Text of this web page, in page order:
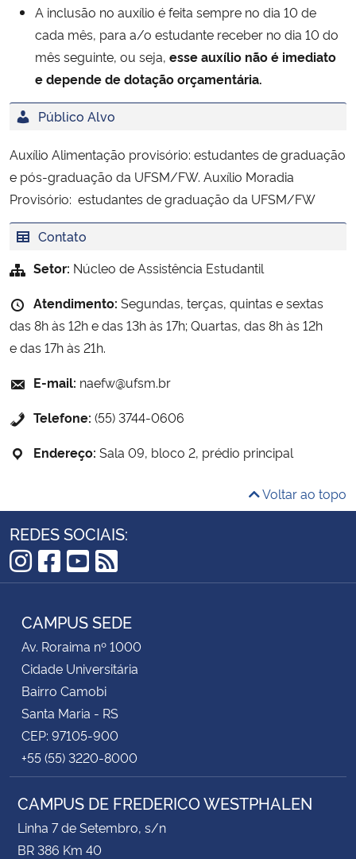
A inclusão no auxílio é feita sempre no dia 10 de
cada mês, para a/o estudante receber no dia 10 do
mês seguinte, ou seja, esse auxílio não é imediato
e depende de dotação orçamentária.
Público Alvo
Auxílio Alimentação provisório: estudantes de graduação
e pós-graduação da UFSM/FW. Auxílio Moradia
Provisório: estudantes de graduação da UFSM/FW
Contato
Setor: Núcleo de Assistência Estudantil
Atendimento: Segundas, terças, quintas e sextas
das 8h às 12h e das 13h às 17h; Quartas, das 8h às 12h
e das 17h às 21h.
E-mail: naefw@ufsm.br
Telefone: (55) 3744-0606
Endereço: Sala 09, bloco 2, prédio principal
Voltar ao topo
REDES SOCIAIS:
Instagram
Facebook
YouTube
RSS
CAMPUS SEDE
Av. Roraima nº 1000
Cidade Universitária
Bairro Camobi
Santa Maria - RS
CEP: 97105-900
+55 (55) 3220-8000
CAMPUS DE FREDERICO WESTPHALEN
Linha 7 de Setembro, s/n
BR 386 Km 40